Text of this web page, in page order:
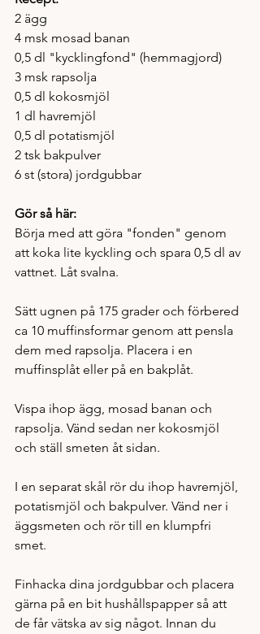
2 ägg
4 msk mosad banan
0,5 dl "kycklingfond" (hemmagjord)
3 msk rapsolja
0,5 dl kokosmjöl
1 dl havremjöl
0,5 dl potatismjöl
2 tsk bakpulver
6 st (stora) jordgubbar
Gör så här:
Börja med att göra "fonden" genom
att koka lite kyckling och spara 0,5 dl av
vattnet. Låt svalna.
Sätt ugnen på 175 grader och förbered
ca 10 muffinsformar genom att pensla
dem med rapsolja. Placera i en
muffinsplåt eller på en bakplåt.
Vispa ihop ägg, mosad banan och
rapsolja. Vänd sedan ner kokosmjöl
och ställ smeten åt sidan.
I en separat skål rör du ihop havremjöl,
potatismjöl och bakpulver. Vänd ner i
äggsmeten och rör till en klumpfri
smet.
Finhacka dina jordgubbar och placera
gärna på en bit hushållspapper så att
de får vätska av sig något. Innan du